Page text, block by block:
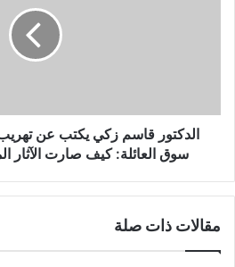
سوق العائلة: كيف صارت الآثار
مقالات ذات صلة